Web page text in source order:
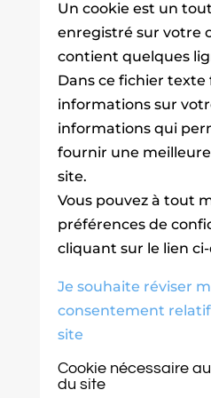
Un cookie est un
enregistré sur votre
contient quelques
Dans ce fichier
informations sur
informations qui
fournir une
site.
Vous pouvez à tout
préférences de
cliquant sur le lien ci-
Je souhaite réviser
consentement
site
Cookie nécessaire
du site